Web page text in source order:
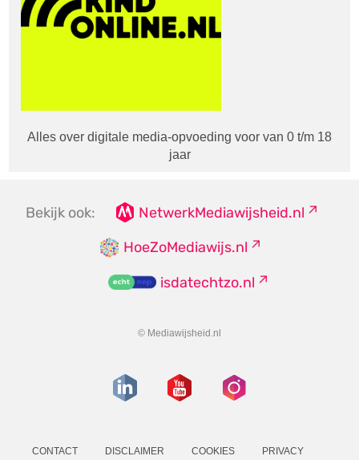
Alles over digitale media-opvoeding voor van 0 t/m 18
jaar
Bekijk ook:
NetwerkMediawijsheid.nl
HoeZoMediawijs.nl
isdatechtzo.nl
© Mediawijsheid.nl
CONTACT DISCLAIMER COOKIES PRIVACY